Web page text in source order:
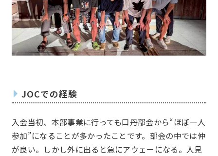
JOCでの経験
入会当初、本部事業に行っても口丹部会から“ほぼ一人
参加”になることが多かったことです。部会の中では仲
が良い。しかし外に出ると急にアウェーになる。人見